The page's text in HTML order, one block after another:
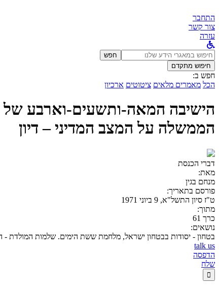
התחבר
צור קשר
עזרה
לחפש
ב:
חפש
חיפוש מתקדם
חפש ב:
הכל מאמרים מלאים ציטוטים ארכיון
הממשלה על המצב המדיני – דיון
דברי הכנסת
מאת:
מנחם בגין
פורסם בתאריך:
ט"ז סיון התשל"א, 9 ביוני 1971
מתוך:
כרך 61
נושאים:
בטחון - יסודות בבטחון ישראל, מלחמת ששת הימים. שלמות המולדת
talk us
הדפסה
שלח
